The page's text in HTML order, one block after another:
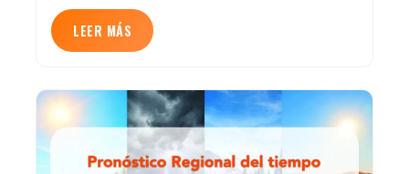
LEER MÁS